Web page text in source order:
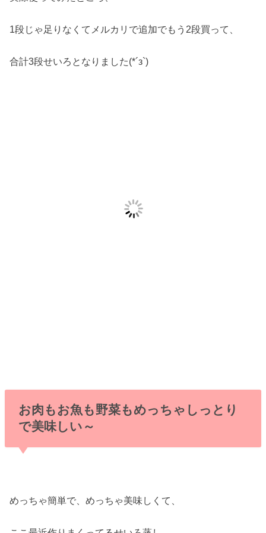
1段じゃ足りなくてメルカリで追加でもう2段買って、
合計3段せいろとなりました(*´з`)
お肉もお魚も野菜もめっちゃしっとり
で美味しい～
めっちゃ簡単で、めっちゃ美味しくて、